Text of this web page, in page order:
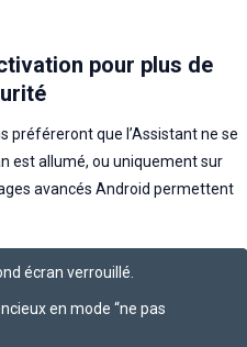
pour plus de
préféreront que l’Assistant ne se
est allumé, ou uniquement sur
avancés Android permettent
écran verrouillé.
en mode “ne pas